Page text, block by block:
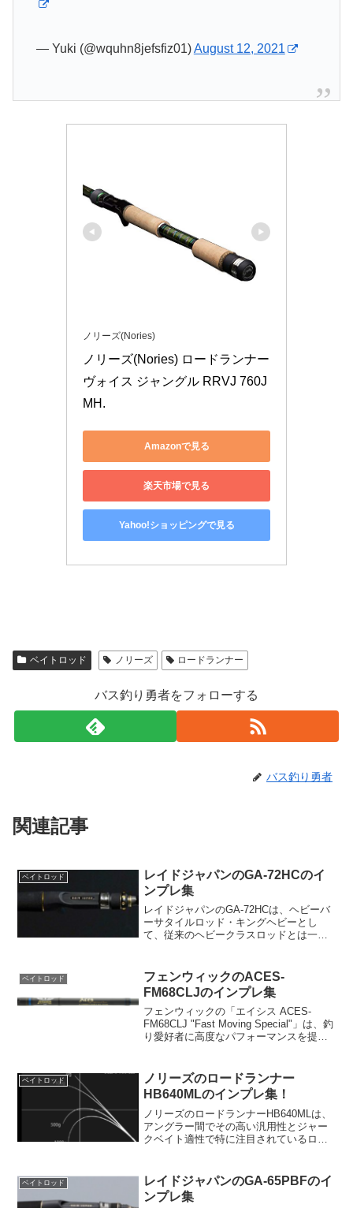
— Yuki (@wquhn8jefsfiz01)August 12, 2021
ノリーズ(Nories)
ノリーズ(Nories) ロードランナー
ヴォイス ジャングル RRVJ 760J
MH.
Amazonで見る
楽天市場で見る
Yahoo!ショッピングで見る
ベイトロッド ノリーズ ロードランナー
バス釣り勇者をフォローする
バス釣り勇者
関連記事
ベイトロッド
レイドジャパンのGA-72HCのイ
ンプレ集
レイドジャパンのGA-72HCは、ヘビーバ
ーサタイルロッド・キングヘビーとし
て、従来のヘビークラスロッドとは一線
対して、このロッドは強さを保ちながら
もフレキシブルに曲が...
ベイトロッド
フェンウィックのACES-
FM68CLJのインプレ集
フェンウィックの「エイシス ACES-
FM68CLJ "Fast Moving Special"」は、釣
り愛好者に高度なパフォーマンスを提供
の最も印象的な特...
ベイトロッド
ノリーズのロードランナー
HB640MLのインプレ集！
ノリーズのロードランナーHB640MLは、
アングラー間でその高い汎用性とジャー
クベイト適性で特に注目されているロッ
れるもので、そのスムーズなテーパーは
軽いジャークベイト...
ベイトロッド
レイドジャパンのGA-65PBFのイ
ンプレ集